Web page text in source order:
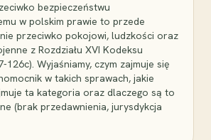
bezpieczeństwu
w polskim prawie to przede
przeciwko pokojowi, ludzkości oraz
z Rozdziału XVI Kodeksu
Wyjaśniamy, czym zajmuje się
w takich sprawach, jakie
ta kategoria oraz dlaczego są to
(brak przedawnienia, jurysdykcja